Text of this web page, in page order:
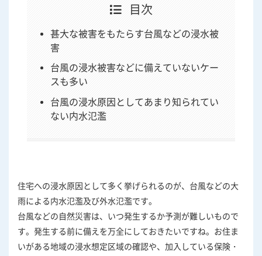
目次
甚大な被害をもたらす台風などの浸水被
害
台風の浸水被害などに備えていないケー
スも多い
台風の浸水原因としてあまり知られてい
ない内水氾濫
住宅への浸水原因として多く挙げられるのが、台風などの大
雨による内水氾濫及び外水氾濫です。
台風などの自然災害は、いつ発生するか予測が難しいもので
す。発生する前に備えを万全にしておきたいですね。お住ま
いがある地域の浸水想定区域の確認や、加入している保険・